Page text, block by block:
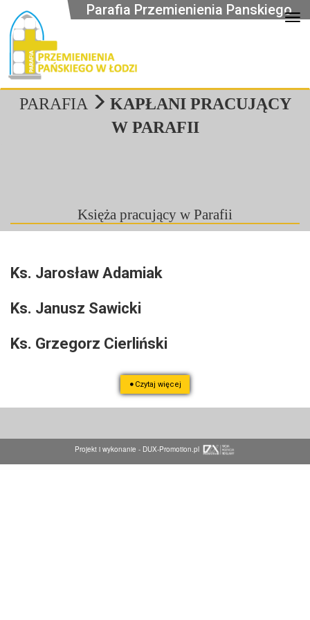
Parafia Przemienienia Panskiego
PARAFIA
KAPŁANI PRACUJĄCY
W PARAFII
Księża pracujący w Parafii
Ks. Jarosław Adamiak
Ks. Janusz Sawicki
Ks. Grzegorz Cierliński
Czytaj więcej
Projekt i wykonanie - DUX-Promotion.pl